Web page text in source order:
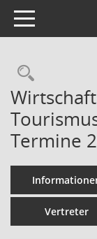
Toggle navigation
Termine
Vertreter